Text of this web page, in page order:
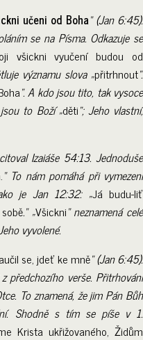
učeni od Boha“ (Jan 6:45).
se na Písma. Odkazuje se
všickni vyučení budou od
významu slova „přitrhnout“.
“. A kdo jsou tito, tak vysoce
to Boží „děti“; Jeho vlastní,
Izaiáše 54:13. Jednoduše
“ To nám pomáhá při vymezení
je Jan 12:32: „Já budu-liť
.“ „Všickni“ neznamená celé
vyvolené.
se, jdeť ke mně“ (Jan 6:45).
předchozího verše. Přitrhováni
To znamená, že jim Pán Bůh
Shodně s tím se píše v 1.
Krista ukřižovaného, Židům